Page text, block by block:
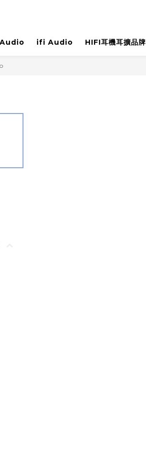
ifi Audio HIFI耳機耳擴品牌